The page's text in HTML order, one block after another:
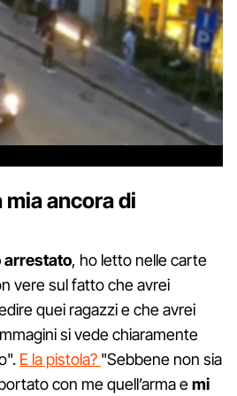
mia ancora di
arrestato, ho letto nelle carte
vere sul fatto che avrei
quei ragazzi e che avrei
si vede chiaramente
E la pistola? "Sebbene non sia
con me quell’arma emi